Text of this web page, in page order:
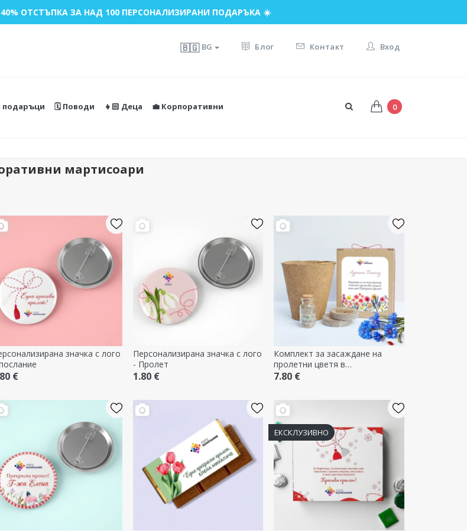
ОТСТЪПКА ЗА НАД 100 ПЕРСОНАЛИЗИРАНИ ПОДАРЪКА ☀️
🇧🇬BG Блог Контакт Вход
подаръци 🗓️ Поводи 👧🏻 Деца 💼 Корпоративни 0
мартисоари
значка с лого
€
Персонализирана значка с лого
- Пролет
1.80 €
Комплект за засаждане на
пролетни цветя в
персонализирана кутия с лого и
7.80 €
ЕКСКЛУЗИВНО